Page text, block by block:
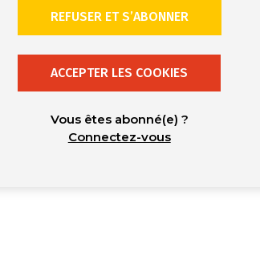
REFUSER ET S’ABONNER
ACCEPTER LES COOKIES
Vous êtes abonné(e) ?
Connectez-vous